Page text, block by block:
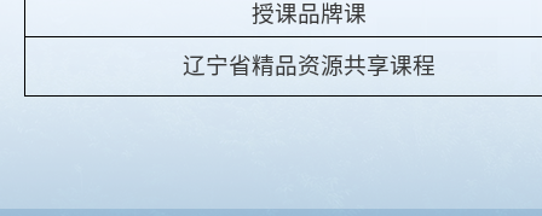
授课品牌课
辽宁省精品资源共享课程